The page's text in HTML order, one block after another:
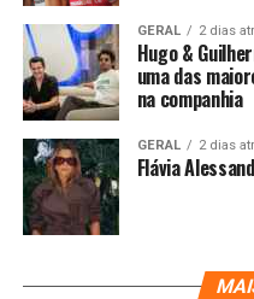
GERAL 2 dias
Hugo &
uma das
na companhia
GERAL 2 dias
Flávia